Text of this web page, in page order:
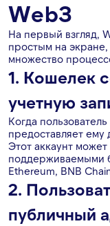
Web3
На первый взгляд,
простым на
множество
1. Кошелек
учетную
Когда
предоставляет ему
Этот аккаунт
поддерживаемыми
Ethereum, BNB
2.
публичный